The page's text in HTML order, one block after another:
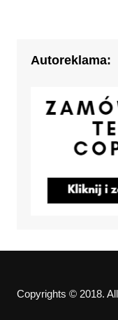
Autoreklama:
Copyrights © 2018.